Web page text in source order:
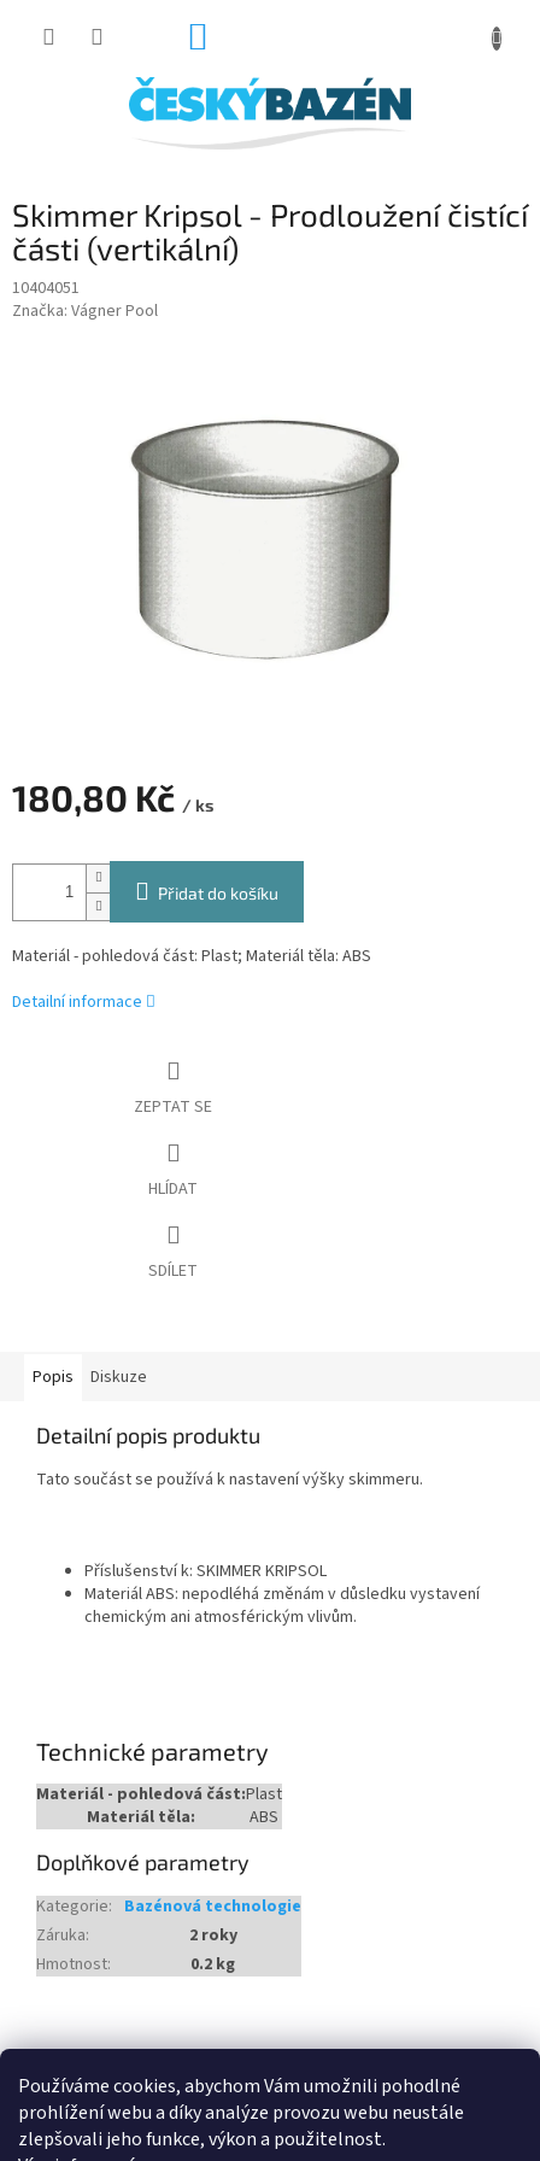
Používáme cookies, abychom Vám umožnili pohodlné
prohlížení webu a díky analýze provozu webu neustále
zlepšovali jeho funkce, výkon a použitelnost.
Skimmer Kripsol - Prodloužení čistící
části (vertikální)
10404051
Značka: Vágner Pool
180,80 Kč / ks
cena:
Přidat do košíku
Materiál - pohledová část: Plast; Materiál těla: ABS
Detailní informace
ZEPTAT SE
HLÍDAT
SDÍLET
Popis Diskuze
Detailní popis produktu
Tato součást se používá k nastavení výšky skimmeru.
Příslušenství k: SKIMMER KRIPSOL
Materiál ABS: nepodléhá změnám v důsledku vystavení
chemickým ani atmosférickým vlivům.
Technické parametry
Materiál - pohledová část:Plast
Materiál těla:
ABS
Doplňkové parametry
Kategorie: Bazénová technologie
Záruka:
2 roky
Hmotnost: 0.2 kg
á